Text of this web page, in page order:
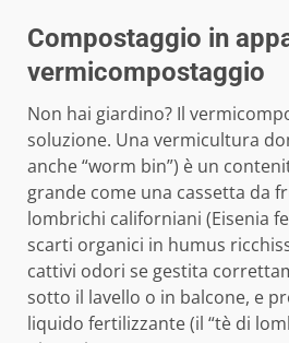
Compostaggio in
vermicompostaggio
Non hai giardino? Il
soluzione. Una vermicultura
anche “worm bin”) è un
grande come una cassetta da
lombrichi californiani (Eisenia
scarti organici in humus
cattivi odori se gestita
sotto il lavello o in balcone, e
liquido fertilizzante (il “tè di